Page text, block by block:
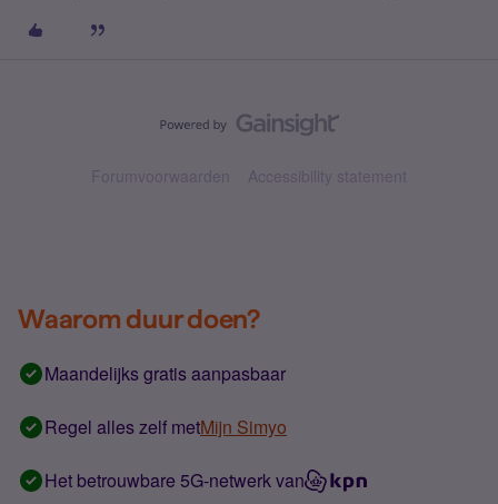
Forumvoorwaarden Accessibility statement
Waarom duur doen?
Maandelijks gratis aanpasbaar
Regel alles zelf metMijn Simyo
Het betrouwbare 5G-netwerk van